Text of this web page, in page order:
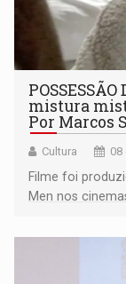
mistura
Por Marcos
Cultura 08
Filme foi
Men nos